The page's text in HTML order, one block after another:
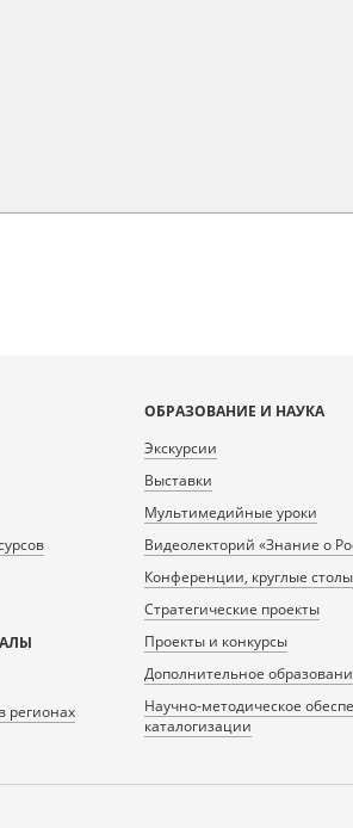
регионах
ОБРАЗОВАНИЕ И НАУКА
Экскурсии
Выставки
Мультимедийные уроки
Видеолекторий «Знание о
Конференции, круглые столы
Стратегические проекты
Проекты и конкурсы
Дополнительное
Научно-методическое
каталогизации